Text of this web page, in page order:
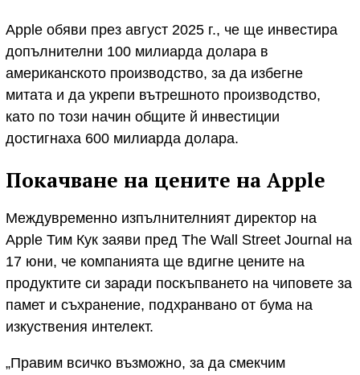
Apple обяви през август 2025 г., че ще инвестира
допълнителни 100 милиарда долара в
американското производство, за да избегне
митата и да укрепи вътрешното производство,
като по този начин общите й инвестиции
достигнаха 600 милиарда долара.
Покачване на цените на Apple
Междувременно изпълнителният директор на
Apple Тим Кук заяви пред The Wall Street Journal на
17 юни, че компанията ще вдигне цените на
продуктите си заради поскъпването на чиповете за
памет и съхранение, подхранвано от бума на
изкуствения интелект.
„Правим всичко възможно, за да смекчим